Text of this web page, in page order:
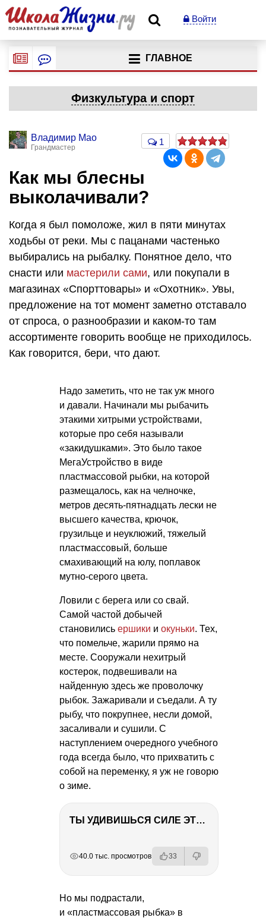
Войти
ГЛАВНОЕ
Физкультура и спорт
Владимир Мао
Грандмастер
1
Как мы блесны
выколачивали?
Когда я был помоложе, жил в пяти минутах
ходьбы от реки. Мы с пацанами частенько
выбирались на рыбалку. Понятное дело, что
снасти или мастерили сами, или покупали в
магазинах «Спорттовары» и «Охотник». Увы,
предложение на тот момент заметно отставало
от спроса, о разнообразии и каком-то там
ассортименте говорить вообще не приходилось.
Как говорится, бери, что дают.
Надо заметить, что не так уж много
и давали. Начинали мы рыбачить
этакими хитрыми устройствами,
которые про себя называли
«закидушками». Это было такое
МегаУстройство в виде
пластмассовой рыбки, на которой
размещалось, как на челночке,
метров десять-пятнадцать лески не
высшего качества, крючок,
грузильце и неуклюжий, тяжелый
пластмассовый, больше
смахивающий на юлу, поплавок
мутно-серого цвета.
Ловили с берега или со свай.
Самой частой добычей
становились ершики и окуньки. Тех,
что помельче, жарили прямо на
месте. Сооружали нехитрый
костерок, подвешивали на
найденную здесь же проволочку
рыбок. Зажаривали и съедали. А ту
рыбу, что покрупнее, несли домой,
засаливали и сушили. С
наступлением очередного учебного
года всегда было, что прихватить с
собой на переменку, я уж не говорю
о зиме.
ТЫ УДИВИШЬСЯ СИЛЕ ЭТО ЧЕЛОВЕКА! Блог о нашей поездке в Вышний Волочек
40.0 тыс. просмотров 33
Но мы подрастали,
и «пластмассовая рыбка» в